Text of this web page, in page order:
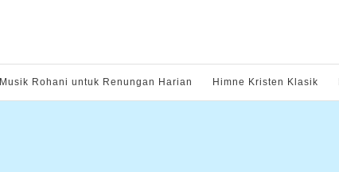
Musik Rohani untuk Renungan Harian Himne Kristen Klasik